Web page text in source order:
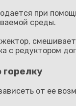
при
среды.
с редуктором
горелку
от ее